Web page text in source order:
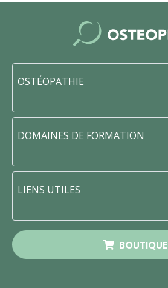
OSTÉOPATHIE
DOMAINES DE FORMATION
LIENS UTILES
BOUTIQUE